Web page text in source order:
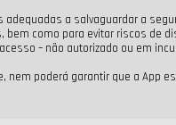
adequadas a salvaguardar a
como para evitar riscos de
– não autorizado ou em
nem poderá garantir que a